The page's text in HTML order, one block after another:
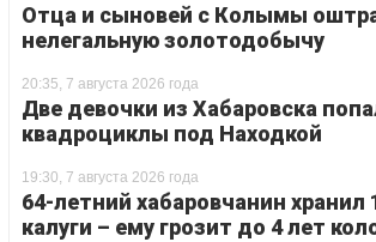
Отца и сыновей с Колымы
нелегальную золотодобычу
20:35, 7 августа 2026 года
Две девочки из Хабаровска
квадроциклы под Находкой
19:30, 7 августа 2026 года
64-летний хабаровчанин хранил
калуги – ему грозит до 4 лет